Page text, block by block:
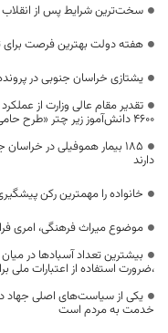
سخت‌ترین شرایط پس از انقلاب
هفته دولت بهترین فرصت
یشتازی خراسان جنوبی در
تقدیر مقام عالی وزارت از
۴۶۰۰ دانش‌آموز زیر چتر «طرح حامی»
۱۸۵ بیمار هموفیلی در
دارند
خانواده را مهمترین رکن
موضوع میراث فرهنگی، امری
بیشترین تعداد آسبادها در
،ضرورت استفاده از اعتبارات ملی
یکی از سیاست‌های اصلی جهاد
خدمت به مردم است